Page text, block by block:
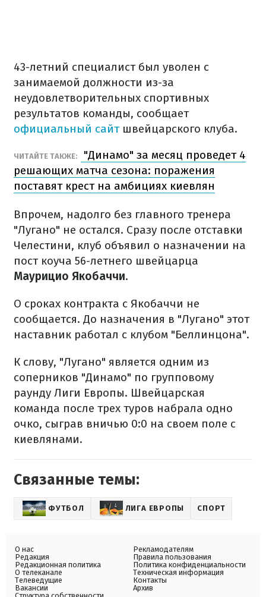
43-летний специалист был уволен с
занимаемой должности из-за
неудовлетворительных спортивных
результатов команды, сообщает
официальный сайт швейцарского клуба.
ЧИТАЙТЕ ТАКЖЕ:
"Динамо" за месяц проведет 4
решающих матча сезона: поражения
поставят крест на амбициях киевлян
Впрочем, надолго без главного тренера
"Лугано" не остался. Сразу после отставки
Челестини, клуб объявил о назначении на
пост коуча 56-летнего швейцарца
Маурицио Якобаччи.
О сроках контракта с Якобаччи не
сообщается. До назначения в "Лугано" этот
наставник работал с клубом "Беллинцона".
К слову, "Лугано" является одним из
соперников "Динамо" по групповому
раунду Лиги Европы. Швейцарская
команда после трех туров набрала одно
очко, сыграв вничью 0:0 на своем поле с
киевлянами.
Связанные темы:
ФУТБОЛ ЛИГА ЕВРОПЫ СПОРТ
О нас
Редакция
Редакционная политика
О телеканале
Телеведущие
Вакансии
Рекламодателям
Правила пользования
Политика конфиденциальности
Техническая информация
Контакты
Архив